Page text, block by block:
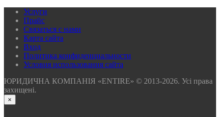
Услуги
Прайс
Связаться с нами
Карта сайта
Вхoд
Политика конфиденциальности
Условия использования сайта
ЮРИДИЧНА КОМПАНІЯ «ENTIRE» © 2013-2026. Усі права
захищені.
×